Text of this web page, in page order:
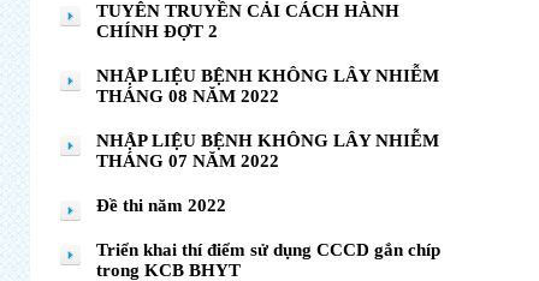
TUYÊN TRUYỀN CẢI CÁCH HÀNH
CHÍNH ĐỢT 2
NHẬP LIỆU BỆNH KHÔNG LÂY NHIỄM
THÁNG 08 NĂM 2022
NHẬP LIỆU BỆNH KHÔNG LÂY NHIỄM
THÁNG 07 NĂM 2022
Đề thi năm 2022
Triển khai thí điểm sử dụng CCCD gắn chíp
trong KCB BHYT